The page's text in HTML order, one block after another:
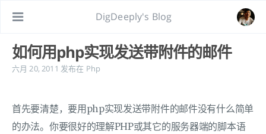
DigDeeply's Blog
如何用php实现发送带附件的邮件
六月 20, 2011 发布在 Php
首先要清楚，要用php实现发送带附件的邮件没有什么简单
的办法。你要很好的理解PHP或其它的服务器端的脚本语